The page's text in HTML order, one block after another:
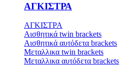
ΑΓΚΙΣΤΡΑ
ΑΓΚΙΣΤΡΑ
Aισθητικά twin brackets
Αισθητικά αυτόδετα brackets
Μεταλλικα twin brackets
Μεταλλικα αυτόδετα brackets